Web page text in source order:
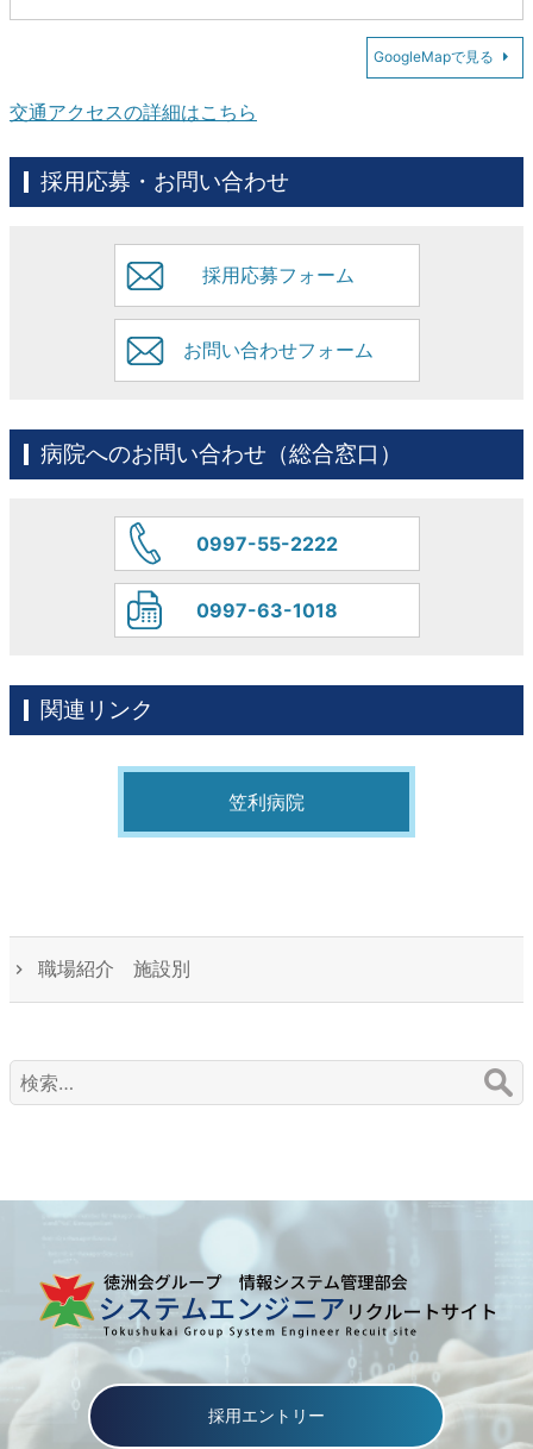
GoogleMapで見る
交通アクセスの詳細はこちら
採用応募・お問い合わせ
採用応募フォーム
お問い合わせフォーム
病院へのお問い合わせ（総合窓口）
0997-55-2222
0997-63-1018
関連リンク
笠利病院
職場紹介 施設別
検
索:
採用エントリー